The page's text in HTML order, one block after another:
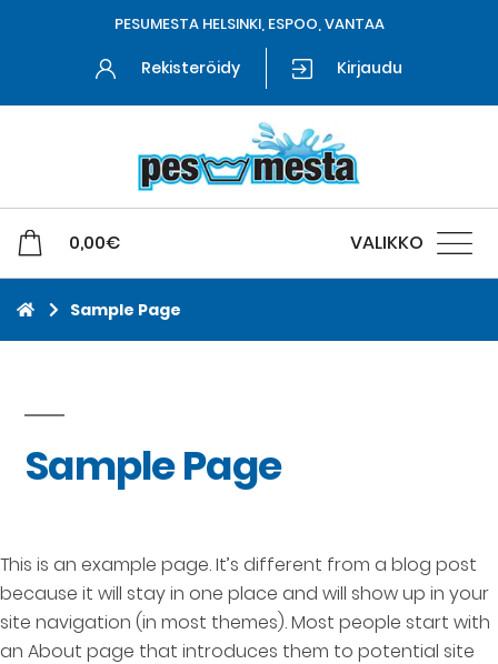
PESUMESTA HELSINKI, ESPOO, VANTAA
Rekisteröidy Kirjaudu
0,00€ VALIKKO
Sample Page
Sample Page
This is an example page. It’s different from a blog post
because it will stay in one place and will show up in your
site navigation (in most themes). Most people start with
an About page that introduces them to potential site